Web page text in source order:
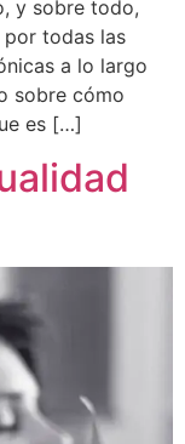
y sobre todo,
todas las
a lo largo
sobre cómo
es […]